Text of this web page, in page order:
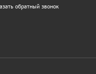
обратный звонок